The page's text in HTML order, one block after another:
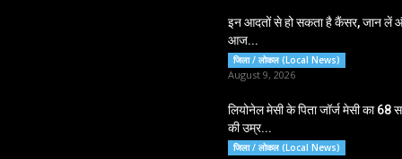
इन आदतों से हो सकता है कैंसर, जान लें
आज...
जिला / लोकल (Local News)
August 9, 2026
लियोनेल मेसी के पिता जॉर्ज मेसी का 68
की उम्र...
जिला / लोकल (Local News)